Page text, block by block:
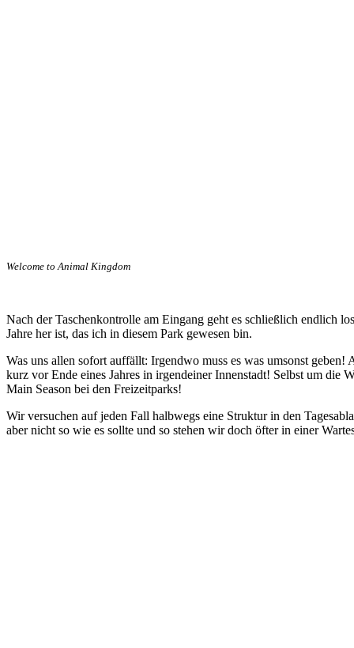
Welcome to Animal Kingdom
Nach der Taschenkontrolle am Eingang geht es schließlich endlich
Jahre her ist, das ich in diesem Park gewesen bin.
Was uns allen sofort auffällt: Irgendwo muss es was umsonst
kurz vor Ende eines Jahres in irgendeiner Innenstadt! Selbst um
Main Season bei den Freizeitparks!
Wir versuchen auf jeden Fall halbwegs eine Struktur in den
aber nicht so wie es sollte und so stehen wir doch öfter in einer